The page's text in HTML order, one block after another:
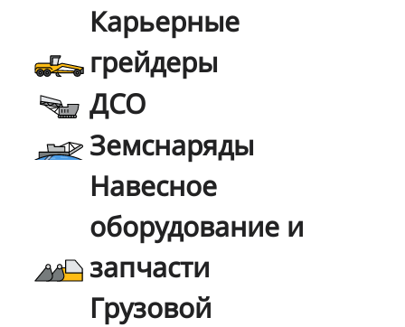
Карьерные
грейдеры
ДСО
Земснаряды
Навесное
оборудование и
запчасти
Грузовой